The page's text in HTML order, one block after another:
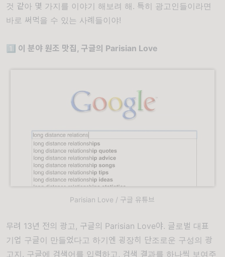
것 같아 몇 가지를 이야기 해보려 해. 특히 광고인들이라면
바로 써먹을 수 있는 사례들이야!
1️⃣ 이 분야 원조 맛집, 구글의 Parisian Love
Parisian Love / 구글 유튜브
무려 13년 전의 광고, 구글의 Parisian Love야. 글로벌 대표
기업 구글이 만들었다고 하기엔 굉장히 단조로운 구성의 광
고지. 구글에 검색어를 입력하고, 검색 결과를 하나씩 보여주